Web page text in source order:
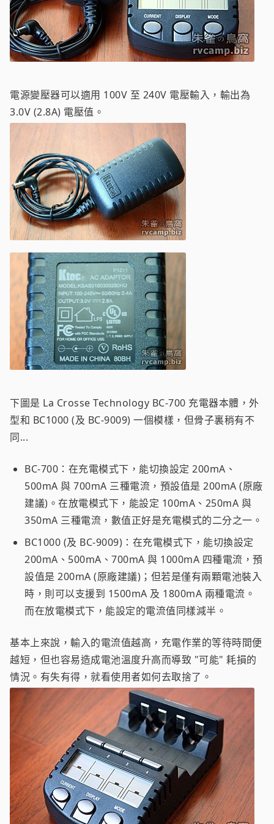
電源變壓器可以適用 100V 至 240V 電壓輸入，輸出為
3.0V (2.8A) 電壓值。
下圖是 La Crosse Technology BC-700 充電器本體，外
型和 BC1000 (及 BC-9009) 一個模樣，但骨子裏稍有不
同...
BC-700：在充電模式下，能切換設定 200mA、
500mA 與 700mA 三種電流，預設值是 200mA (原廠
建議)。在放電模式下，能設定 100mA、250mA 與
350mA 三種電流，數值正好是充電模式的二分之一。
BC1000 (及 BC-9009)：在充電模式下，能切換設定
200mA、500mA、700mA 與 1000mA 四種電流，預
設值是 200mA (原廠建議)；但若是僅有兩顆電池裝入
時，則可以支援到 1500mA 及 1800mA 兩種電流。
而在放電模式下，能設定的電流值同樣減半。
基本上來說，輸入的電流值越高，充電作業的等待時間便
越短，但也容易造成電池溫度升高而導致 "可能" 耗損的
情況。有失有得，就看使用者如何去取捨了。